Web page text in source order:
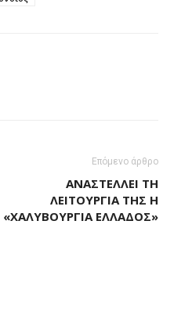
Επόμενο άρθρο
ΑΝΑΣΤΈΛΛΕΙ ΤΗ
ΛΕΙΤΟΥΡΓΊΑ ΤΗΣ Η
«ΧΑΛΥΒΟΥΡΓΊΑ ΕΛΛΆΔΟΣ»